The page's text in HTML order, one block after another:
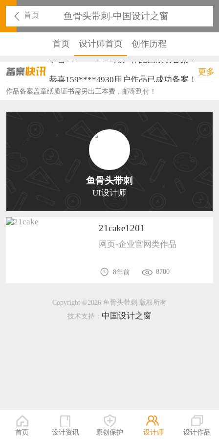
首页 鱼骨头带刺-中国设计之窗
首页 设计师首页 创作历程
恭喜136****9807用户作品已成功备案！
恭喜159****4930用户作品已成功备案！
恭喜150****6483用户作品已成功备案！
恭喜159****4201用户作品已成功备案！
恭喜133****6466用户作品已成功备案！
恭喜131****1475用户作品已成功备案！
恭喜133****8874用户作品已成功备案！
更多
作品备案盖章纸质证书需另出工本费，邮寄到付！
鱼骨头带刺
UI设计师
21cake1201
网页-企业官网类作品
8年前 8700
Copyright ©2026 鱼骨头带刺 版权所有
技术支持： 中国设计之窗
首页 设计资讯 原创保护 设计师 设计作品